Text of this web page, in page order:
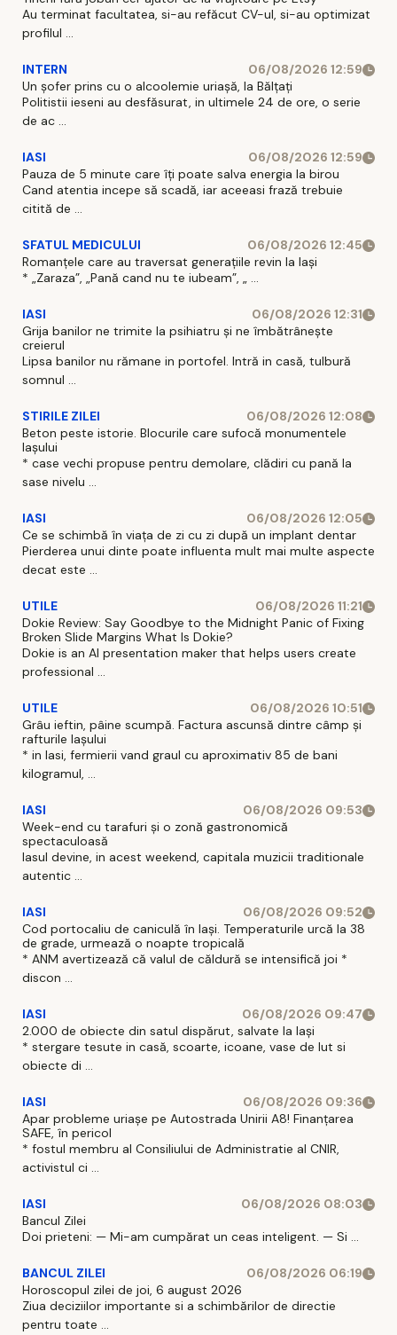
Au terminat facultatea, si-au refăcut CV-ul, si-au optimizat
profilul ...
INTERN
06/08/2026 12:59
Un șofer prins cu o alcoolemie uriașă, la Bălțați
Politistii ieseni au desfăsurat, in ultimele 24 de ore, o serie
de ac ...
IASI
06/08/2026 12:59
Pauza de 5 minute care îți poate salva energia la birou
Cand atentia incepe să scadă, iar aceeasi frază trebuie
citită de ...
SFATUL MEDICULUI
06/08/2026 12:45
Romanțele care au traversat generațiile revin la Iași
* „Zaraza”, „Pană cand nu te iubeam”, „ ...
IASI
06/08/2026 12:31
Grija banilor ne trimite la psihiatru și ne îmbătrânește
creierul
Lipsa banilor nu rămane in portofel. Intră in casă, tulbură
somnul ...
STIRILE ZILEI
06/08/2026 12:08
Beton peste istorie. Blocurile care sufocă monumentele
Iașului
* case vechi propuse pentru demolare, clădiri cu pană la
sase nivelu ...
IASI
06/08/2026 12:05
Ce se schimbă în viața de zi cu zi după un implant dentar
Pierderea unui dinte poate influenta mult mai multe aspecte
decat este ...
UTILE
06/08/2026 11:21
Dokie Review: Say Goodbye to the Midnight Panic of Fixing
Broken Slide Margins What Is Dokie?
Dokie is an AI presentation maker that helps users create
professional ...
UTILE
06/08/2026 10:51
Grâu ieftin, pâine scumpă. Factura ascunsă dintre câmp și
rafturile Iașului
* in Iasi, fermierii vand graul cu aproximativ 85 de bani
kilogramul, ...
IASI
06/08/2026 09:53
Week-end cu tarafuri și o zonă gastronomică
spectaculoasă
Iasul devine, in acest weekend, capitala muzicii traditionale
autentic ...
IASI
06/08/2026 09:52
Cod portocaliu de caniculă în Iași. Temperaturile urcă la 38
de grade, urmează o noapte tropicală
* ANM avertizează că valul de căldură se intensifică joi *
discon ...
IASI
06/08/2026 09:47
2.000 de obiecte din satul dispărut, salvate la Iași
* stergare tesute in casă, scoarte, icoane, vase de lut si
obiecte di ...
IASI
06/08/2026 09:36
Apar probleme uriașe pe Autostrada Unirii A8! Finanțarea
SAFE, în pericol
* fostul membru al Consiliului de Administratie al CNIR,
activistul ci ...
IASI
06/08/2026 08:03
Bancul Zilei
Doi prieteni: — Mi-am cumpărat un ceas inteligent. — Si ...
BANCUL ZILEI
06/08/2026 06:19
Horoscopul zilei de joi, 6 august 2026
Ziua deciziilor importante si a schimbărilor de directie
pentru toate ...